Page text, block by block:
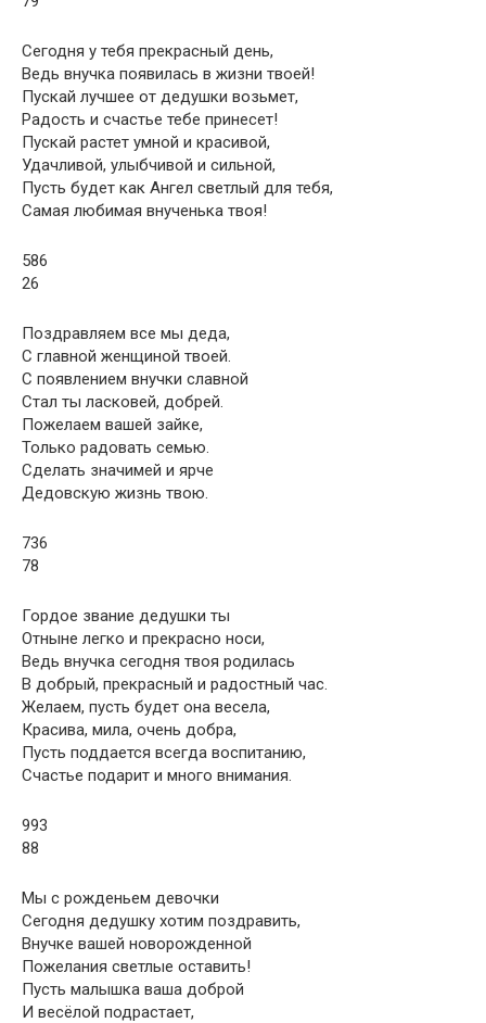
Сегодня у тебя прекрасный день,
Ведь внучка появилась в жизни твоей!
Пускай лучшее от дедушки возьмет,
Радость и счастье тебе принесет!
Пускай растет умной и красивой,
Удачливой, улыбчивой и сильной,
Пусть будет как Ангел светлый для тебя,
Самая любимая внученька твоя!
586
26
Поздравляем все мы деда,
С главной женщиной твоей.
С появлением внучки славной
Стал ты ласковей, добрей.
Пожелаем вашей зайке,
Только радовать семью.
Сделать значимей и ярче
Дедовскую жизнь твою.
736
78
Гордое звание дедушки ты
Отныне легко и прекрасно носи,
Ведь внучка сегодня твоя родилась
В добрый, прекрасный и радостный час.
Желаем, пусть будет она весела,
Красива, мила, очень добра,
Пусть поддается всегда воспитанию,
Счастье подарит и много внимания.
993
88
Мы с рожденьем девочки
Сегодня дедушку хотим поздравить,
Внучке вашей новорожденной
Пожелания светлые оставить!
Пусть малышка ваша доброй
И весёлой подрастает,